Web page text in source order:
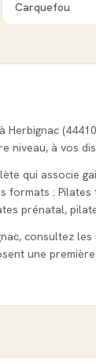
Carquefou
niveau, à vos
qui associe
formats :
prénatal,
consultez
une